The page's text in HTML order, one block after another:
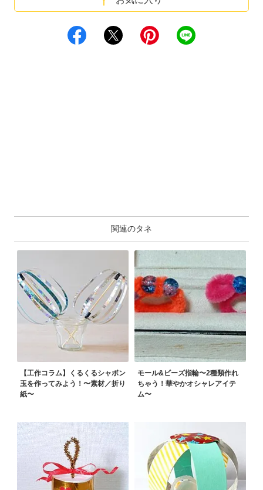
関連のタネ
【工作コラム】くるくるシャボン
玉を作ってみよう！〜素材／折り
紙〜
モール&ビーズ指輪〜2種類作れ
ちゃう！華やかオシャレアイテ
ム〜